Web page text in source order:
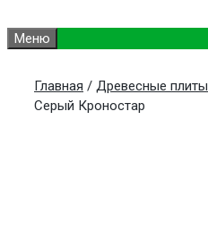
Меню
Главная / Древесные плиты
Серый Кроностар